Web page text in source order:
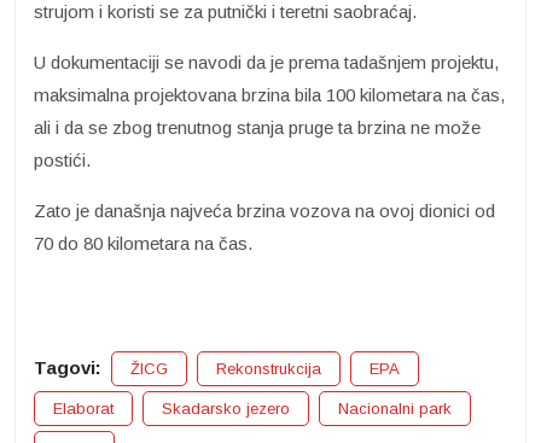
strujom i koristi se za putnički i teretni saobraćaj.
U dokumentaciji se navodi da je prema tadašnjem projektu,
maksimalna projektovana brzina bila 100 kilometara na čas,
ali i da se zbog trenutnog stanja pruge ta brzina ne može
postići.
Zato je današnja najveća brzina vozova na ovoj dionici od
70 do 80 kilometara na čas.
Tagovi: ŽICG Rekonstrukcija EPA
Elaborat Skadarsko jezero Nacionalni park